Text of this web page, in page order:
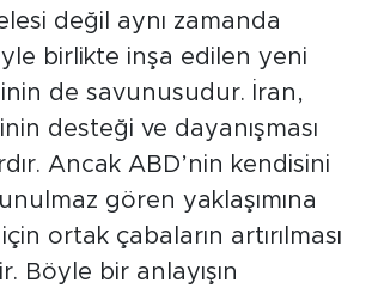
değil aynı zamanda
birlikte inşa edilen yeni
de savunusudur. İran,
desteği ve dayanışması
Ancak ABD’nin kendisini
gören yaklaşımına
ortak çabaların artırılması
Böyle bir anlayışın